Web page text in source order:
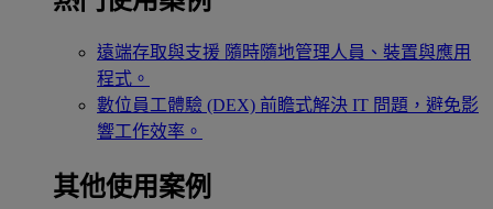
遠端存取與支援 隨時隨地管理人員、裝置與應用
程式。
數位員工體驗 (DEX) 前瞻式解決 IT 問題，避免影
響工作效率。
其他使用案例